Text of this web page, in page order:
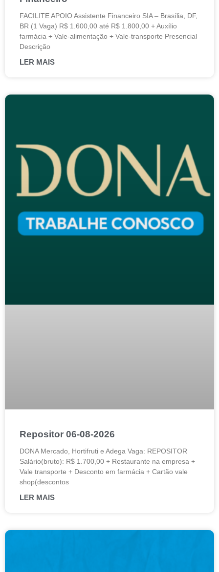
FACILITE APOIO Assistente Financeiro SIA – Brasília, DF,
BR (1 Vaga) R$ 1.600,00 até R$ 1.800,00 + Auxílio
farmácia + Vale-alimentação + Vale-transporte Presencial
Descrição
LER MAIS
Repositor 06-08-2026
DONA Mercado, Hortifruti e Adega Vaga: REPOSITOR
Salário(bruto): R$ 1.700,00 + Restaurante na empresa +
Vale transporte + Desconto em farmácia + Cartão vale
shop(descontos
LER MAIS